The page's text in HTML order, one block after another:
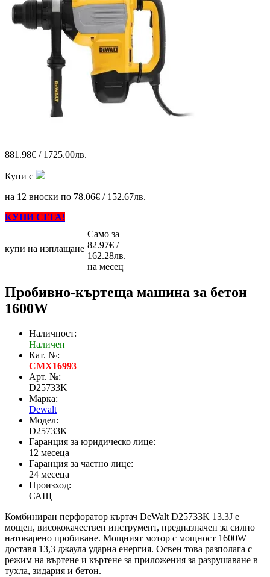
881.98€ / 1725.00лв.
Купи с
на 12 вноски по 78.06€ / 152.67лв.
КУПИ СЕГА!
купи на изплащане
Само за
82.97€ /
162.28лв.
на месец
Пробивно-къртеща машина за бетон
1600W
Наличност:
Наличен
Кат. №:
CMX16993
Арт. №:
D25733K
Марка:
Dewalt
Модел:
D25733K
Гаранция за юридическо лице:
12 месеца
Гаранция за частно лице:
24 месеца
Произход:
САЩ
Комбиниран перфоратор къртач DeWalt D25733K 13.3J е
мощен, висококачествен инструмент, предназначен за силно
натоварено пробиване. Мощният мотор с мощност 1600W
доставя 13,3 джаула ударна енергия. Освен това разполага с
режим на въртене и къртене за приложения за разрушаване в
тухла, зидария и бетон.